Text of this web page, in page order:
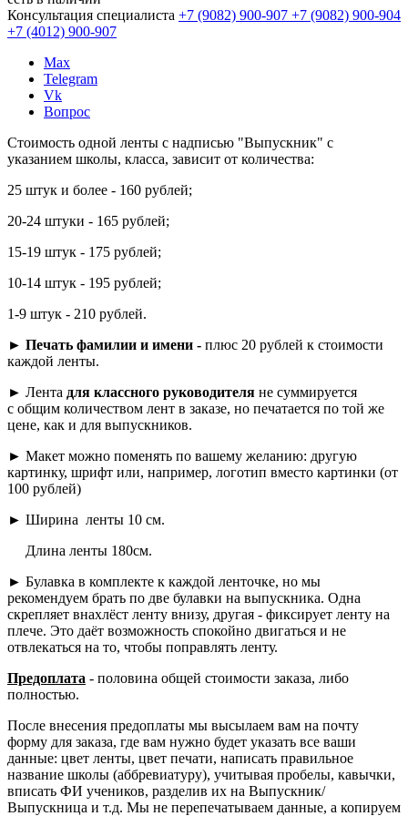
Консультация специалиста +7 (9082) 900-907 +7 (9082) 900-904
+7 (4012) 900-907
Max
Telegram
Vk
Вопрос
Стоимость одной ленты с надписью "Выпускник" с
указанием школы, класса, зависит от количества:
25 штук и более - 160 рублей;
20-24 штуки - 165 рублей;
15-19 штук - 175 рублей;
10-14 штук - 195 рублей;
1-9 штук - 210 рублей.
► Печать фамилии и имени - плюс 20 рублей к стоимости
каждой ленты.
► Лента для классного руководителя не суммируется
с общим количеством лент в заказе, но печатается по той же
цене, как и для выпускников.
► Макет можно поменять по вашему желанию: другую
картинку, шрифт или, например, логотип вместо картинки (от
100 рублей)
► Ширина ленты 10 см.
Длина ленты 180см.
► Булавка в комплекте к каждой ленточке, но мы
рекомендуем брать по две булавки на выпускника. Одна
скрепляет внахлёст ленту внизу, другая - фиксирует ленту на
плече. Это даёт возможность спокойно двигаться и не
отвлекаться на то, чтобы поправлять ленту.
Предоплата - половина общей стоимости заказа, либо
полностью.
После внесения предоплаты мы высылаем вам на почту
форму для заказа, где вам нужно будет указать все ваши
данные: цвет ленты, цвет печати, написать правильное
название школы (аббревиатуру), учитывая пробелы, кавычки,
вписать ФИ учеников, разделив их на Выпускник/
Выпускница и т.д. Мы не перепечатываем данные, а копируем